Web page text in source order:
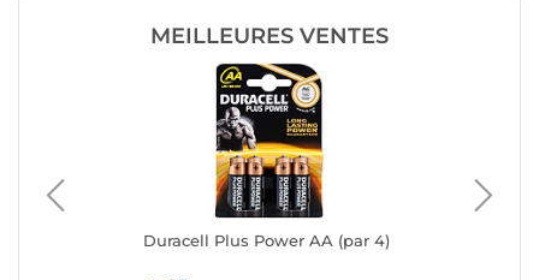
MEILLEURES VENTES
Duracell Plus Power AA (par 4)